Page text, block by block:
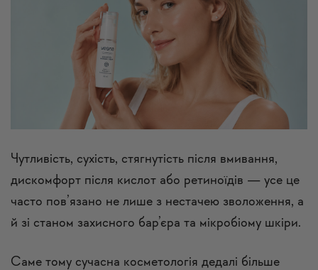
Чутливість, сухість, стягнутість після вмивання,
дискомфорт після кислот або ретиноїдів — усе це
часто пов’язано не лише з нестачею зволоження, а
й зі станом захисного бар’єра та мікробіому шкіри.
Саме тому сучасна косметологія дедалі більше